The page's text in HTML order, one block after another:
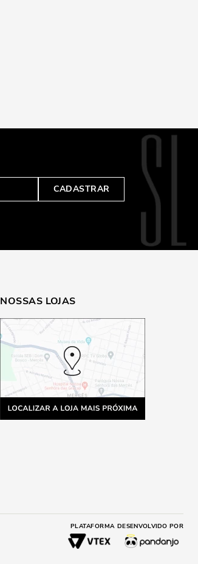
CADASTRAR
NOSSAS LOJAS
PLATAFORMA DESENVOLVIDO POR